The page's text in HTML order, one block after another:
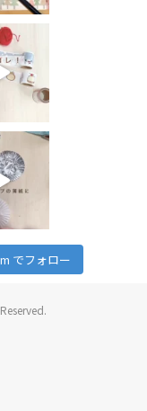
でフォロー